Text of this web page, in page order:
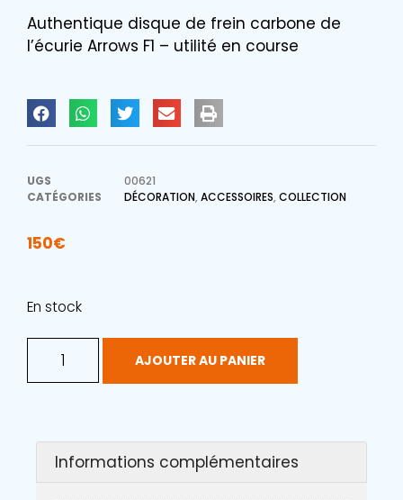
Authentique disque de frein carbone de
l’écurie Arrows F1 – utilité en course
UGS
00621
CATÉGORIES
DÉCORATION, ACCESSOIRES, COLLECTION
150€
En stock
AJOUTER AU PANIER
Informations complémentaires